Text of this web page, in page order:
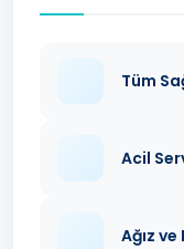
Tüm
Acil
Ağız ve